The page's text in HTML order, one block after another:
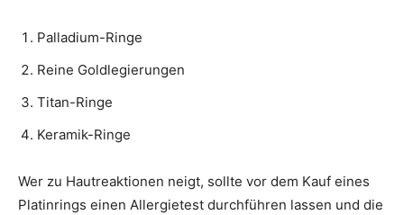
Palladium-Ringe
Reine Goldlegierungen
Titan-Ringe
Keramik-Ringe
Wer zu Hautreaktionen neigt, sollte vor dem Kauf eines
Platinrings einen Allergietest durchführen lassen und die